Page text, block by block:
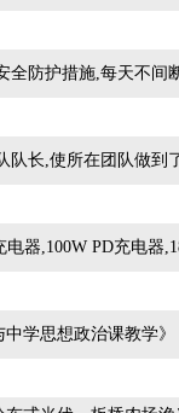
防护措施,每天不
长,使所在团队做
器,100W PD充电
学思想政治课教学